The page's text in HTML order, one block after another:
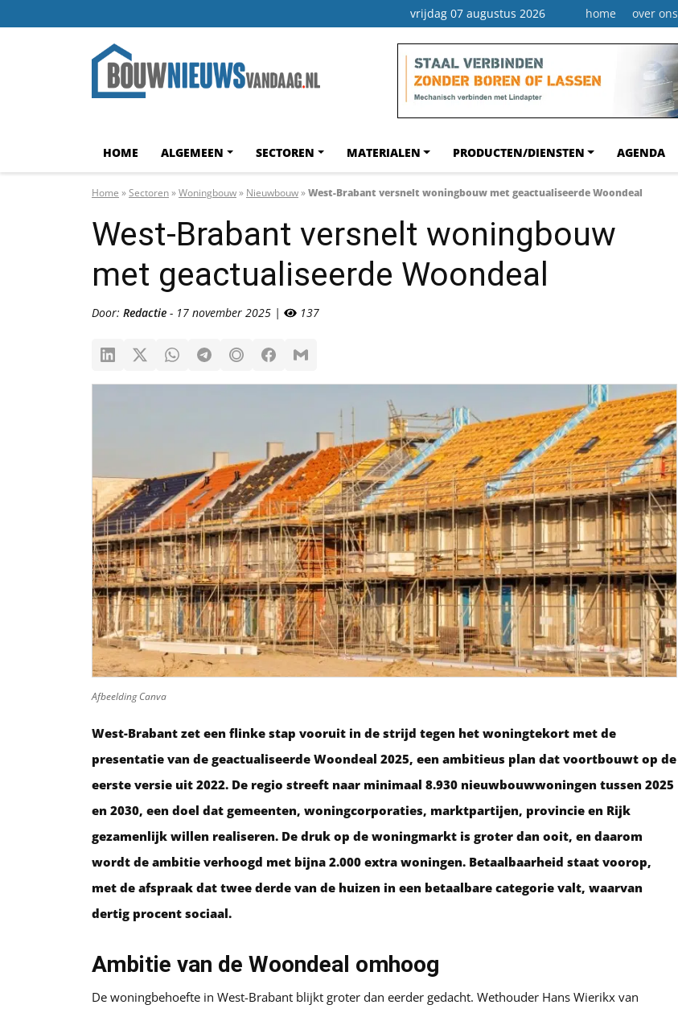
vrijdag 07 augustus 2026 home over ons
HOME ALGEMEEN SECTOREN MATERIALEN PRODUCTEN/DIENSTEN AGENDA
Home »Sectoren»Woningbouw» Nieuwbouw»West-Brabant versnelt woningbouw met geactualiseerde Woondeal
West-Brabant versnelt woningbouw
met geactualiseerde Woondeal
Door: Redactie - 17 november 2025 | 137
Afbeelding Canva
West-Brabant zet een flinke stap vooruit in de strijd tegen het woningtekort met de
presentatie van de geactualiseerde Woondeal 2025, een ambitieus plan dat voortbouwt op de
eerste versie uit 2022. De regio streeft naar minimaal 8.930 nieuwbouwwoningen tussen 2025
en 2030, een doel dat gemeenten, woningcorporaties, marktpartijen, provincie en Rijk
gezamenlijk willen realiseren. De druk op de woningmarkt is groter dan ooit, en daarom
wordt de ambitie verhoogd met bijna 2.000 extra woningen. Betaalbaarheid staat voorop,
met de afspraak dat twee derde van de huizen in een betaalbare categorie valt, waarvan
dertig procent sociaal.
Ambitie van de Woondeal omhoog
De woningbehoefte in West-Brabant blijkt groter dan eerder gedacht. Wethouder Hans Wierikx van